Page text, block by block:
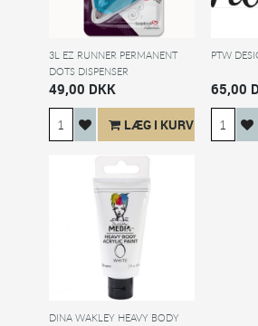
3L EZ RUNNER PERMANENT
DOTS DISPENSER
49,00 DKK
LÆG I KURV
PTW
65,00
DINA WAKLEY HEAVY BODY